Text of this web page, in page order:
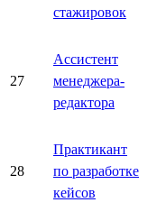
стажировок
27
Ассистент
менеджера-
редактора
28
Практикант
по разработке
кейсов